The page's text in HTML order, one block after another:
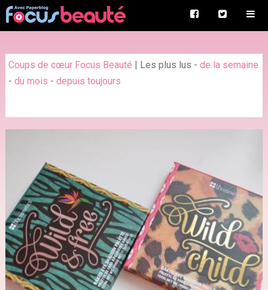
Coups de cœur Focus Beauté | Les plus lus - de la semaine
- du mois - depuis toujours